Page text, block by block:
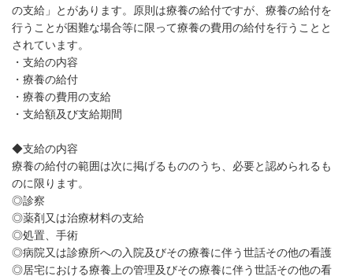
の支給」とがあります。原則は療養の給付ですが、療養の給付を
行うことが困難な場合等に限って療養の費用の給付を行うことと
されています。
・支給の内容
・療養の給付
・療養の費用の支給
・支給額及び支給期間
◆支給の内容
療養の給付の範囲は次に掲げるもののうち、必要と認められるも
のに限ります。
◎診察
◎薬剤又は治療材料の支給
◎処置、手術
◎病院又は診療所への入院及びその療養に伴う世話その他の看護
◎居宅における療養上の管理及びその療養に伴う世話その他の看